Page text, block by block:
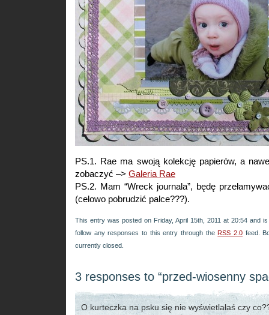
PS.1. Rae ma swoją kolekcję papierów, a
zobaczyć –> Galeria Rae
PS.2. Mam “Wreck journala”, będę
(celowo pobrudzić palce???).
This entry was posted on Friday, April 15th, 2011 at 20:54 and
follow any responses to this entry through the RSS 2.0 feed.
currently closed.
3 responses to “przed-wiosenny
O kurteczka na psku się nie wyświetlałaś czy